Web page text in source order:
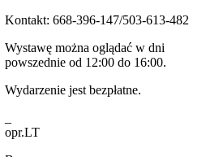
Kontakt: 668-396-147/503-613-482
Wystawę można oglądać w dni
powszednie od 12:00 do 16:00.
Wydarzenie jest bezpłatne.
opr.LT